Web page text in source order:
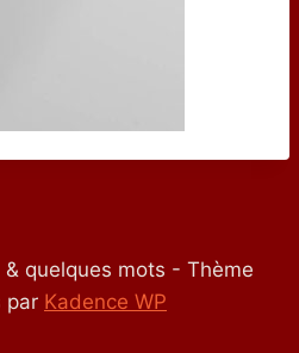
quelques mots - Thème
par Kadence WP